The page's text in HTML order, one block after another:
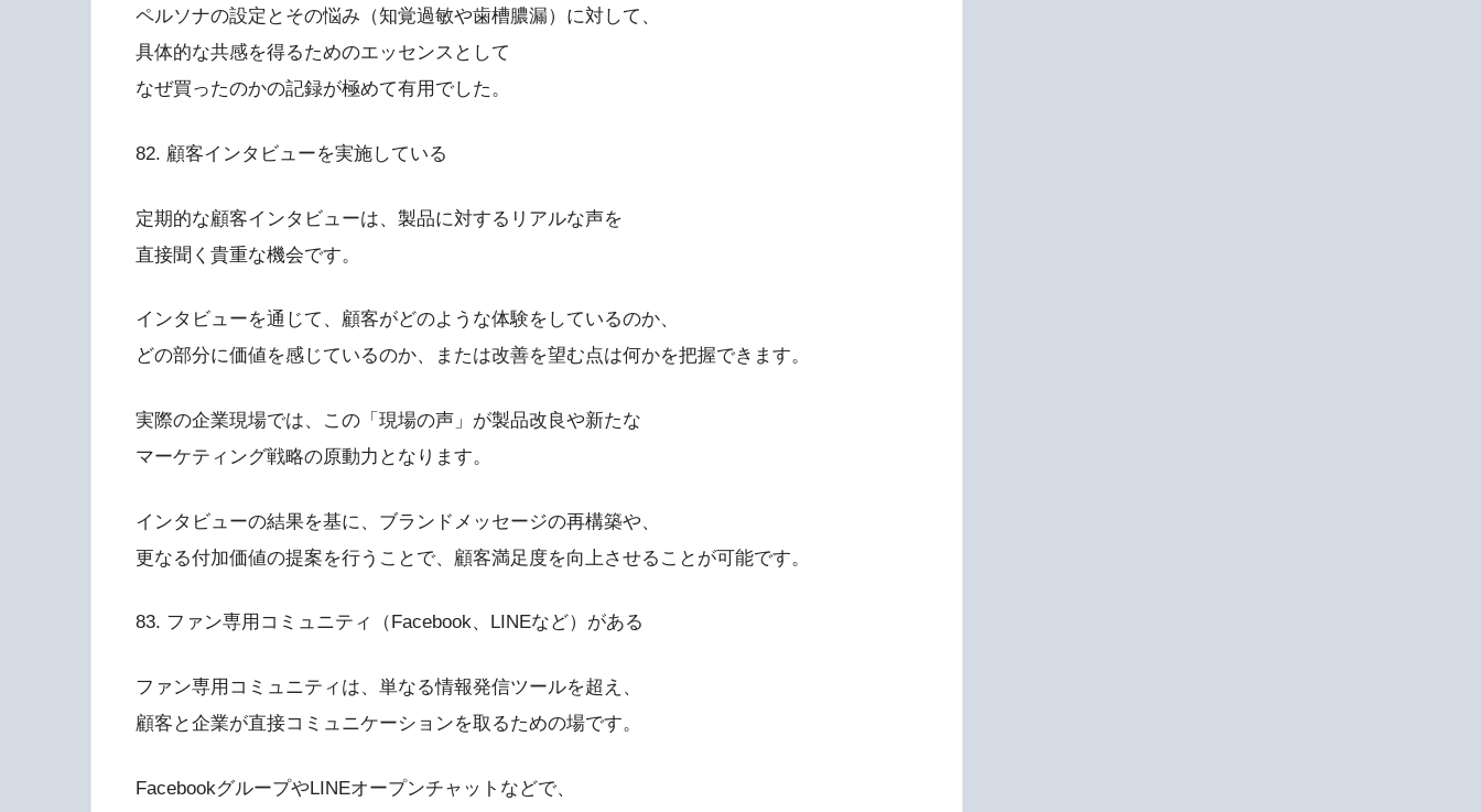
ペルソナの設定とその悩み（知覚過敏や歯槽膿漏）に対して、
具体的な共感を得るためのエッセンスとして
なぜ買ったのかの記録が極めて有用でした。
82. 顧客インタビューを実施している
定期的な顧客インタビューは、製品に対するリアルな声を
直接聞く貴重な機会です。
インタビューを通じて、顧客がどのような体験をしているのか、
どの部分に価値を感じているのか、または改善を望む点は何かを把握できます。
実際の企業現場では、この「現場の声」が製品改良や新たな
マーケティング戦略の原動力となります。
インタビューの結果を基に、ブランドメッセージの再構築や、
更なる付加価値の提案を行うことで、顧客満足度を向上させることが可能です。
83. ファン専用コミュニティ（Facebook、LINEなど）がある
ファン専用コミュニティは、単なる情報発信ツールを超え、
顧客と企業が直接コミュニケーションを取るための場です。
FacebookグループやLINEオープンチャットなどで、